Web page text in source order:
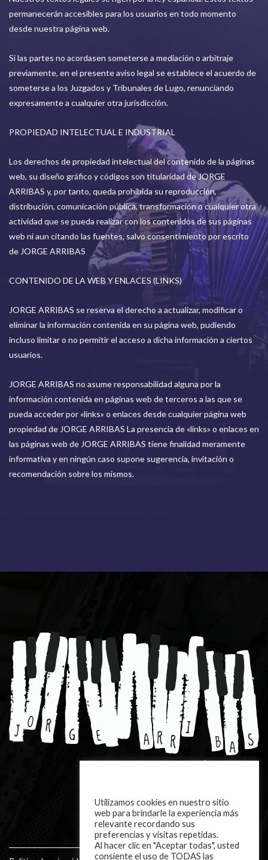
permanecerán accesibles para los usuarios en todo momento
desde nuestra página web.
Si las partes no acordasen someterse a mediación o arbitraje
previamente, en el presente aviso legal se establece el acuerdo de
someterse a los Juzgados y Tribunales de Lugo, renunciando
expresamente a cualquier otra jurisdicción.
PROPIEDAD INTELECTUAL E INDUSTRIAL
Los derechos de propiedad intelectual del contenido de la páginas
web, su diseño gráfico y códigos son titularidad de JORGE
ARRIBAS y, por tanto, queda prohibida su reproducción,
distribución, comunicación pública, transformación o cualquier otra
actividad que se pueda realizar con los contenidos de sus páginas
web ni aun citando las fuentes, salvo consentimiento por escrito
de JORGE ARRIBAS
CONTENIDO DE LA WEB Y ENLACES (LINKS)
JORGE ARRIBAS se reserva el derecho a actualizar, modificar o
eliminar la información contenida en su página web, pudiendo
incluso limitar o no permitir el acceso a dicha información a ciertos
usuarios.
JORGE ARRIBAS no asume responsabilidad alguna por la
información contenida en páginas web de terceros a las que se
pueda acceder por «links» o enlaces desde cualquier página web
propiedad de JORGE ARRIBAS La presencia de «links» o enlaces en
las páginas web de JORGE ARRIBAS tiene finalidad meramente
informativa y en ningún caso supone sugerencia, invitación o
recomendación sobre los mismos.
EJERCICIOS Y PARTITURAS |DESCARGAR
CONTACTO
Utilizamos cookies en nuestro sitio
web para brindarle la experiencia más
relevante recordando sus
preferencias y visitas repetidas.
Al hacer clic en "Aceptar todas", usted
consiente el uso de TODAS las